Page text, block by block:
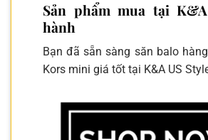
Sản phẩm mua tại
hành
Bạn đã sẵn sàng săn balo
Kors mini giá tốt tại K&A US